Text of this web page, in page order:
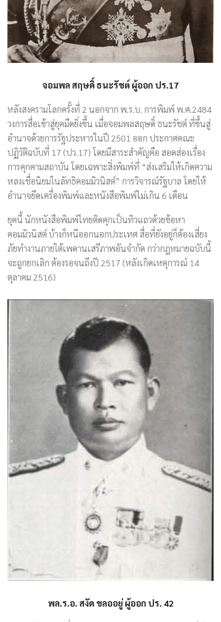
จอมพล สฤษดิ์ ธนะรัชต์ ผู้ออก ปร.17
หลังสงครามโลกครั้งที่ 2 นอกจาก พ.ร.บ. การพิมพ์ พ.ศ.2484
วงการสื่อเข้าสู่ยุคมืดยิ่งขึ้น เมื่อจอมพลสฤษดิ์ ธนะรัชต์ ที่ขึ้นสู่
อำนาจด้วยการรัฐประหารในปี 2501 ออก ประกาศคณะ
ปฏิวัติฉบับที่ 17 (ปว.17) โดยมีสาระสำคัญคือ สอดส่องเรื่อง
การคุกคามสถาบัน โดยเฉพาะสิ่งพิมพ์ที่ “ส่งเสริมให้เกิดความ
หลงเชื่อนิยมในลัทธิคอมมิวนิสต์” การวิจารณ์รัฐบาล โดยให้
อำนาจยึดเครื่องพิมพ์และหนังสือพิมพ์ไม่เกิน 6 เดือน
ยุคนี้ นักหนังสือพิมพ์ไทยติดคุกเป็นทิวแถวด้วยข้อหา
คอมมิวนิสต์ บ้างก็หนีออกนอกประเทศ สื่อที่ยังอยู่ก็ต้องเสี่ยง
ภัยทำงานภายใต้เพดานเสรีภาพอันจำกัด กว่ากฎหมายฉบับนี้
จะถูกยกเลิก ต้องรอจนถึงปี 2517 (หลังเกิดเหตุการณ์ 14
ตุลาคม 2516)
พล.ร.อ. สงัด ชลออยู่ ผู้ออก ปร. 42